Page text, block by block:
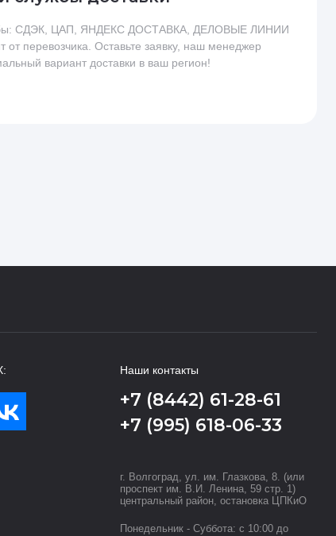
СДЭК, ЦАП, ЯНДЕКС ДОСТАВКА, ДЕЛОВЫЕ ЛИНИИ
от перевозчика. Оставьте заявку, наш менеджер
вариант доставки в ваш регион!
Наши контакты
+7 (8442) 61-28-61
+7 (995) 618-06-33
г. Волгоград, ул. им. Глазкова, 8. (или
проспект им. В.И. Ленина, 59 стр. 1)
центральный район, остановка ЦПКиО
Понедельник - Суббота: с 10:00 до